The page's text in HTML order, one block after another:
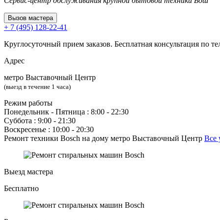
Вызов мастера
+ 7 (495) 128-22-41
Круглосуточный прием заказов. Бесплатная консультация по
Адрес
метро Выставочный Центр
(выезд в течение 1 часа)
Режим работы
Понедельник ‐ Пятница : 8:00 - 22:30
Суббота : 9:00 - 21:30
Воскресенье : 10:00 - 20:30
Ремонт техники Bosch на дому метро Выставочный Центр Все
Выезд мастера
Бесплатно